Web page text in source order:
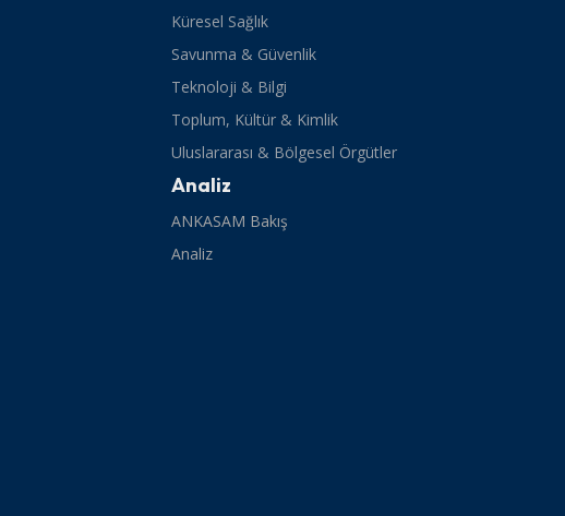
Küresel Sağlık
Savunma & Güvenlik
Teknoloji & Bilgi
Toplum, Kültür & Kimlik
Uluslararası & Bölgesel Örgütler
Analiz
ANKASAM Bakış
Analiz